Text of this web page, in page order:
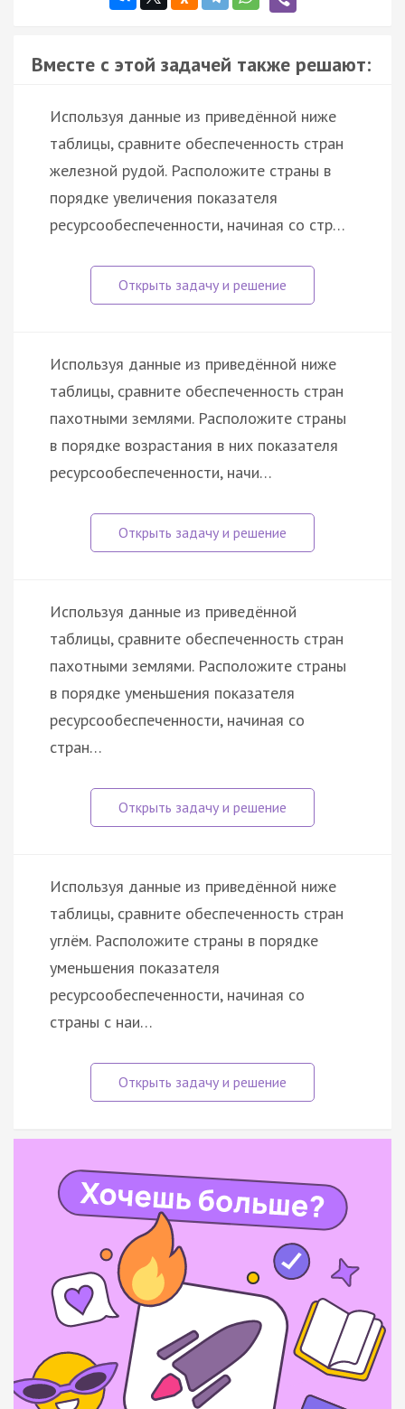
Вместе с этой задачей также решают:
Используя данные из приведённой ниже
таблицы, сравните обеспеченность стран
железной рудой. Расположите страны в
порядке увеличения показателя
ресурсообеспеченности, начиная со стр…
Используя данные из приведённой ниже
таблицы, сравните обеспеченность стран
пахотными землями. Расположите страны
в порядке возрастания в них показателя
ресурсообеспеченности, начи…
Используя данные из приведённой
таблицы, сравните обеспеченность стран
пахотными землями. Расположите страны
в порядке уменьшения показателя
ресурсообеспеченности, начиная со
стран…
Используя данные из приведённой ниже
таблицы, сравните обеспеченность стран
углём. Расположите страны в порядке
уменьшения показателя
ресурсообеспеченности, начиная со
страны с наи…